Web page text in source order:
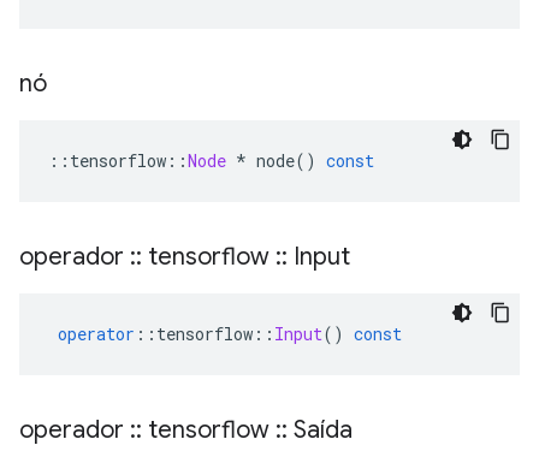
nó
:: tensorflow ::Node * node() const
operador :: tensorflow :: Input
operator :: tensorflow :: Input() const
operador :: tensorflow :: Saída